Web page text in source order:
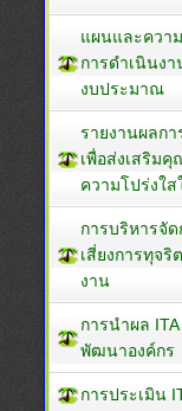
แผนและควา
การดำเนินง
งบประมาณ
รายงานผลกา
เพื่อส่งเสริม
ความโปร่งใ
การบริหารจั
เสี่ยงการทุจริ
งาน
การนำผล
พัฒนาองค์กร
การประเมิน